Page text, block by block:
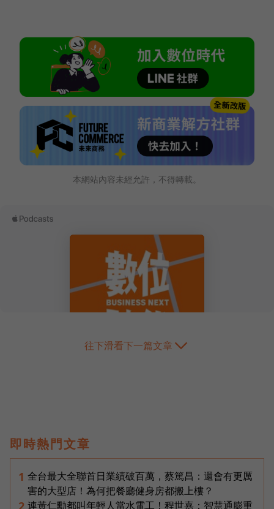
本網站內容未經允許，不得轉載。
往下滑看下一篇文章
即時熱門文章
1 全台最大全聯首日業績破百萬，蔡篤昌：還會有更厲
害的大型店！為何把餐廳健身房都搬上樓？
連黃仁勳都叫年輕人當水電工！程世嘉：智慧通膨重